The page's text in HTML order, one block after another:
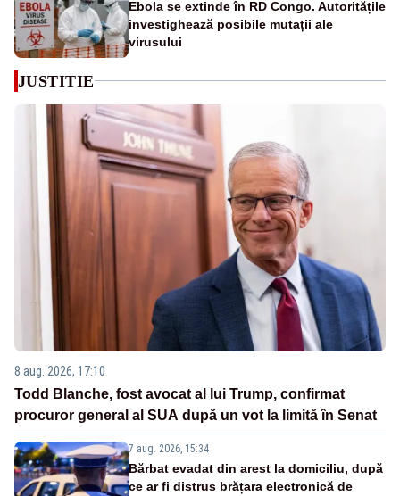
Ebola se extinde în RD Congo. Autoritățile
investighează posibile mutații ale
virusului
JUSTITIE
8 aug. 2026, 17:10
Todd Blanche, fost avocat al lui Trump, confirmat
procuror general al SUA după un vot la limită în Senat
7 aug. 2026, 15:34
Bărbat evadat din arest la domiciliu, după
ce ar fi distrus brățara electronică de